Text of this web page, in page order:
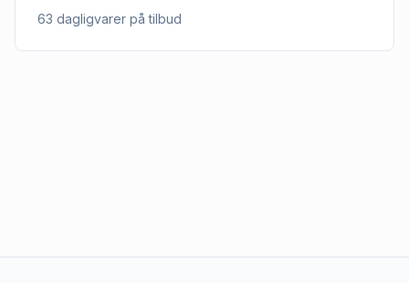
63 dagligvarer på tilbud